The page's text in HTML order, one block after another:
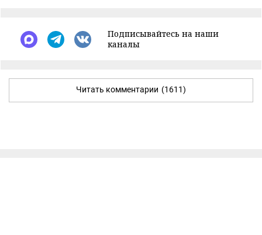
Подписывайтесь на наши
каналы
Читать комментарии (1611)